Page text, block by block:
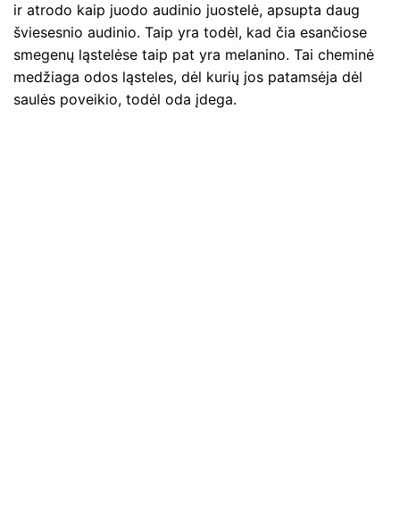
ir atrodo kaip juodo audinio juostelė, apsupta daug
šviesesnio audinio. Taip yra todėl, kad čia esančiose
smegenų ląstelėse taip pat yra melanino. Tai cheminė
medžiaga odos ląsteles, dėl kurių jos patamsėja dėl
saulės poveikio, todėl oda įdega.